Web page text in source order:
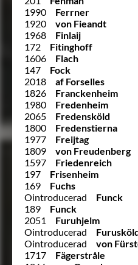
1990
Ferrner
1920
von Fieandt
1968
Finlaij
172
Fitinghoff
1606
Flach
147
Fock
2018
af Forselles
1826
Franckenheim
1980
Fredenheim
2065
Fredensköld
1800
Fredenstierna
1977
Freijtag
1809
von Freudenberg
1597
Friedenreich
197
Frisenheim
169
Fuchs
Ointroducerad
Funck
189
Funck
2051
Furuhjelm
Ointroducerad
Ointroducerad
von
1717
Fägerstråle